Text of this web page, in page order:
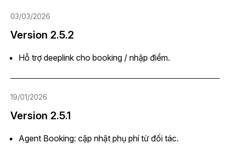
03/03/2026
Version 2.5.2
Hỗ trợ deeplink cho booking / nhập điểm.
19/01/2026
Version 2.5.1
Agent Booking: cập nhật phụ phí từ đối tác.